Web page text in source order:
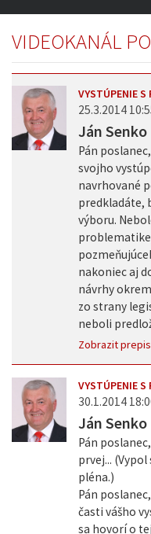
VIDEOKANÁL
VYSTÚPENIE S
25.3.2014
Ján Senko
Pán
svojho
navrhované
predkladáte,
výboru.
nakoniec aj
návrhy
zo strany
neboli
Zobrazit prepis
VYSTÚPENIE S
30.1.2014
Ján Senko
Pán
prvej...
pléna.)
Pán
časti vášho
sa hovorí o